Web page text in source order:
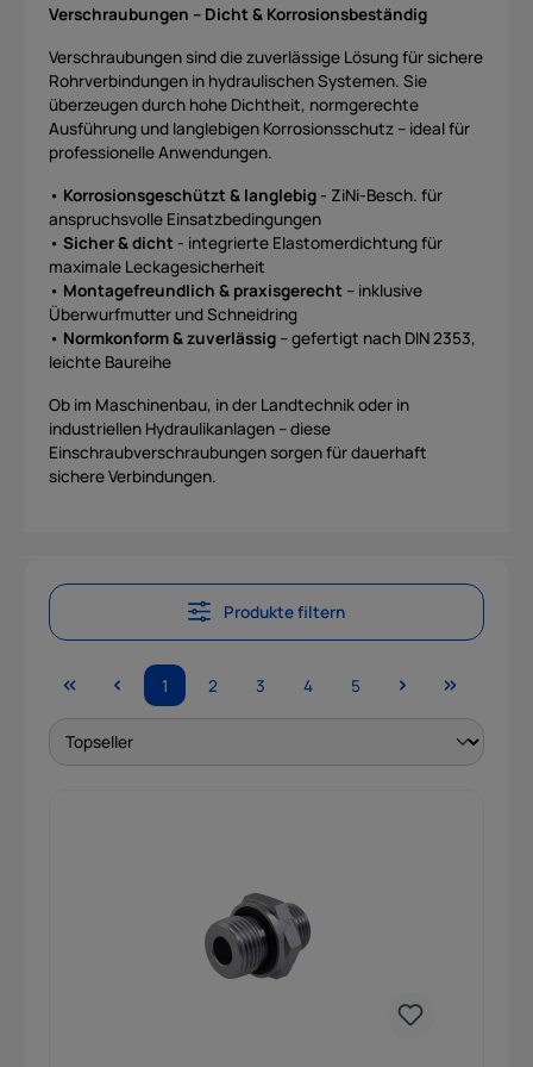
Verschraubungen – Dicht & Korrosionsbeständig
Verschraubungen sind die zuverlässige Lösung für sichere
Rohrverbindungen in hydraulischen Systemen. Sie
überzeugen durch hohe Dichtheit, normgerechte
Ausführung und langlebigen Korrosionsschutz – ideal für
professionelle Anwendungen.
• Korrosionsgeschützt & langlebig - ZiNi-Besch. für
anspruchsvolle Einsatzbedingungen
• Sicher & dicht - integrierte Elastomerdichtung für
maximale Leckagesicherheit
• Montagefreundlich & praxisgerecht – inklusive
Überwurfmutter und Schneidring
• Normkonform & zuverlässig – gefertigt nach DIN 2353,
leichte Baureihe
Ob im Maschinenbau, in der Landtechnik oder in
industriellen Hydraulikanlagen – diese
Einschraubverschraubungen sorgen für dauerhaft
sichere Verbindungen.
Produkte filtern
1 2 3 4 5